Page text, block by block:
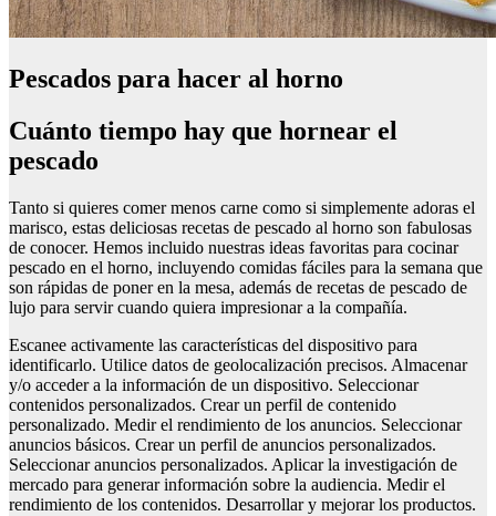
Pescados para hacer al horno
Cuánto tiempo hay que hornear el
pescado
Tanto si quieres comer menos carne como si simplemente adoras el
marisco, estas deliciosas recetas de pescado al horno son fabulosas
de conocer. Hemos incluido nuestras ideas favoritas para cocinar
pescado en el horno, incluyendo comidas fáciles para la semana que
son rápidas de poner en la mesa, además de recetas de pescado de
lujo para servir cuando quiera impresionar a la compañía.
Escanee activamente las características del dispositivo para
identificarlo. Utilice datos de geolocalización precisos. Almacenar
y/o acceder a la información de un dispositivo. Seleccionar
contenidos personalizados. Crear un perfil de contenido
personalizado. Medir el rendimiento de los anuncios. Seleccionar
anuncios básicos. Crear un perfil de anuncios personalizados.
Seleccionar anuncios personalizados. Aplicar la investigación de
mercado para generar información sobre la audiencia. Medir el
rendimiento de los contenidos. Desarrollar y mejorar los productos.